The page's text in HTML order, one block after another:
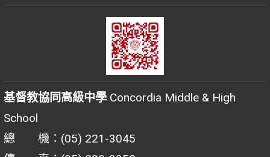
基督教協同高級中學 Concordia Middle & High
School
總 機：(05) 221-3045